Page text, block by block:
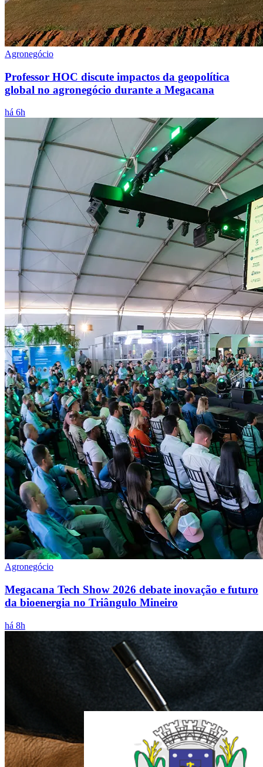
Agronegócio
Professor HOC discute impactos da geopolítica
global no agronegócio durante a Megacana
há 6h
Agronegócio
Megacana Tech Show 2026 debate inovação e futuro
da bioenergia no Triângulo Mineiro
há 8h